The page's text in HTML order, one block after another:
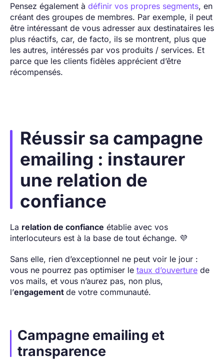
Pensez également à définir vos propres segments, en
créant des groupes de membres. Par exemple, il peut
être intéressant de vous adresser aux destinataires les
plus réactifs, car, de facto, ils se montrent, plus que
les autres, intéressés par vos produits / services. Et
parce que les clients fidèles apprécient d’être
récompensés.
Réussir sa campagne
emailing : instaurer
une relation de
confiance
La relation de confiance établie avec vos
interlocuteurs est à la base de tout échange. 💜
Sans elle, rien d’exceptionnel ne peut voir le jour :
vous ne pourrez pas optimiser le taux d’ouverture de
vos mails, et vous n’aurez pas, non plus,
l’engagement de votre communauté.
Campagne emailing et
transparence